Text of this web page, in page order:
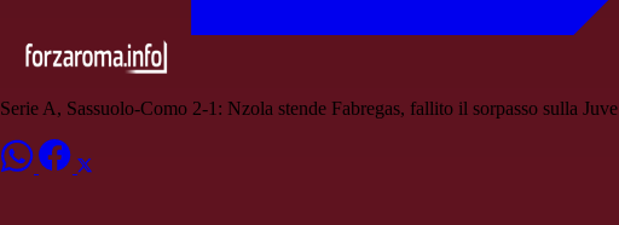
Serie A, Sassuolo-Como 2-1: Nzola stende Fabregas, fallito il sorpasso sulla Juve